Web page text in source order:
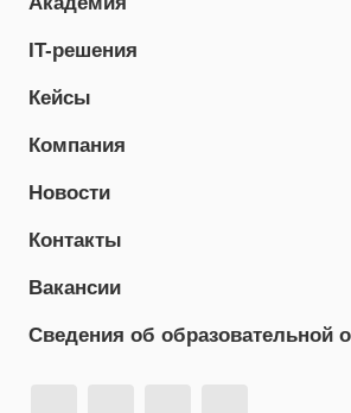
IT-решения
Кейсы
Компания
Новости
Контакты
Вакансии
Сведения об образовательной